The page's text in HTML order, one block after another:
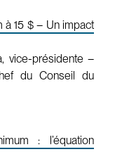
à 15 $ – Un impact
vice-présidente –
du Conseil du
: l’équation